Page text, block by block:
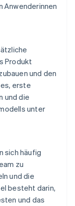
Anwenderinnen
Produkt
und den
erste
und die
unter
sich häufig
zu
und die
besteht darin,
und das